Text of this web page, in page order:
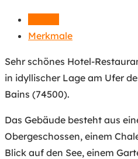
Merkmale
Sehr schönes Hotel-
in idyllischer Lage am Ufer
Bains (74500).
Das Gebäude besteht aus
Obergeschossen, einem
Blick auf den See, einem